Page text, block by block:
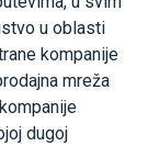
u oblasti
kompanije
mreža
dugoj